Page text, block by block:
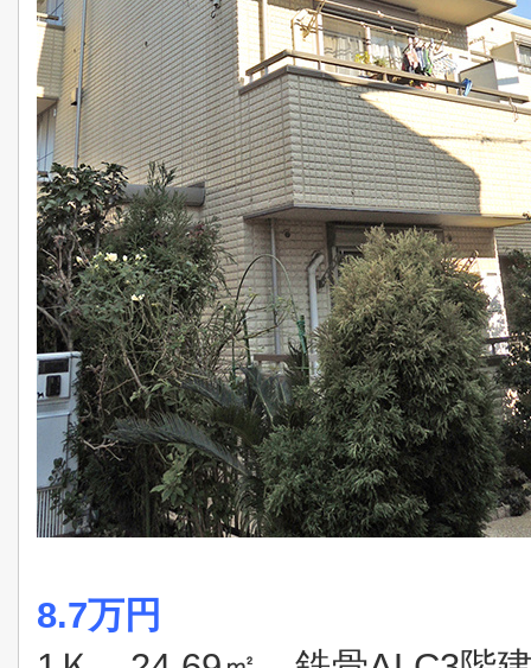
8.7万円